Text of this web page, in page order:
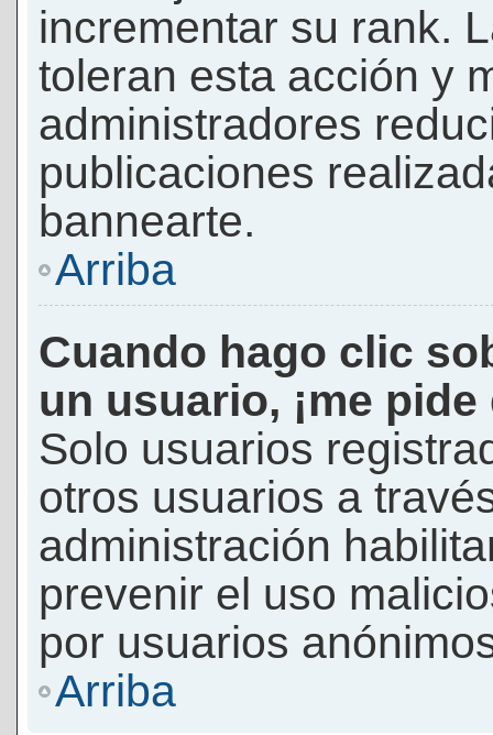
incrementar su rank.
toleran esta acción y
administradores
publicaciones
bannearte.
Arriba
Cuando hago clic
un usuario, ¡me
Solo usuarios
otros usuarios a
administración
prevenir el uso
por usuarios
Arriba